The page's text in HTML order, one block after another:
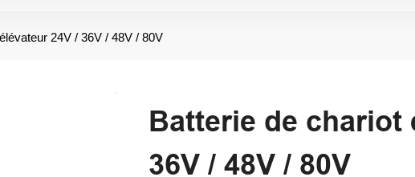
24V / 36V / 48V / 80V
Batterie de chariot
36V / 48V / 80V